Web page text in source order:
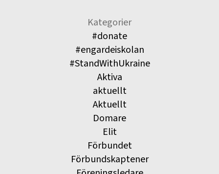
Kategorier
#donate
#engardeiskolan
#StandWithUkraine
Aktiva
aktuellt
Aktuellt
Domare
Elit
Förbundet
Förbundskaptener